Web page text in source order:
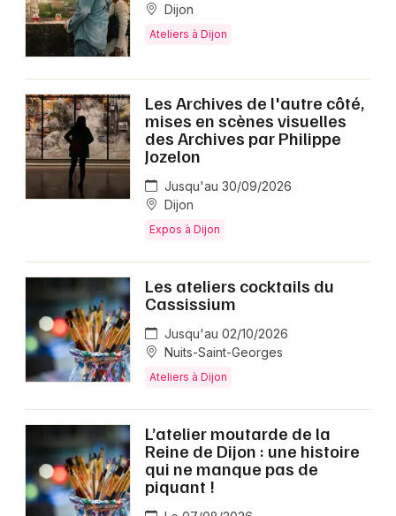
Dijon
Ateliers à Dijon
Les Archives de l'autre côté,
mises en scènes visuelles
des Archives par Philippe
Jozelon
Jusqu'au 30/09/2026
Dijon
Expos à Dijon
Les ateliers cocktails du
Cassissium
Jusqu'au 02/10/2026
Nuits-Saint-Georges
Ateliers à Dijon
L’atelier moutarde de la
Reine de Dijon : une histoire
qui ne manque pas de
piquant !